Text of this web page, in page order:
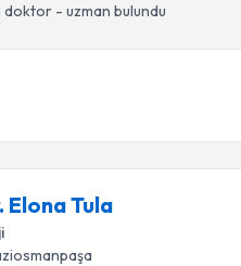
doktor - uzman bulundu
Elona Tula